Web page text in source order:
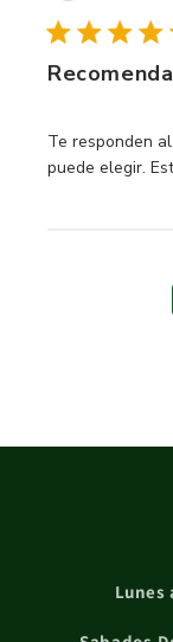
Te responden
puede elegir.
read more
Lunes